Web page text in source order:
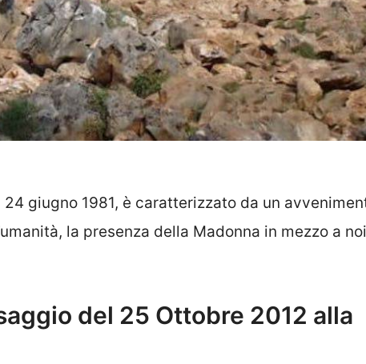
giugno 1981, è caratterizzato da un
la presenza della Madonna in mezzo a
del 25 Ottobre 2012 alla